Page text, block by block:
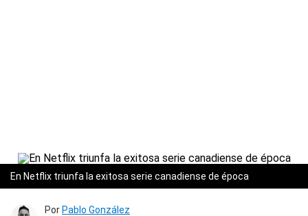
En Netflix triunfa la exitosa serie canadiense de época
Por Pablo González